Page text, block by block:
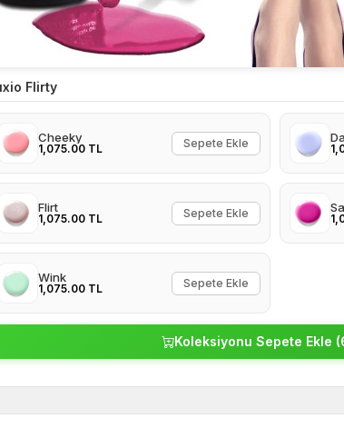
Flirty
Cheeky
1,075.00 TL Sepete Ekle
Flirt
1,075.00 TL Sepete Ekle
Wink
1,075.00 TL Sepete Ekle
Koleksiyonu Sepete Ekle